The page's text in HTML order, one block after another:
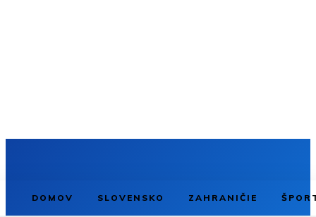
DOMOV SLOVENSKO ZAHRANIČIE